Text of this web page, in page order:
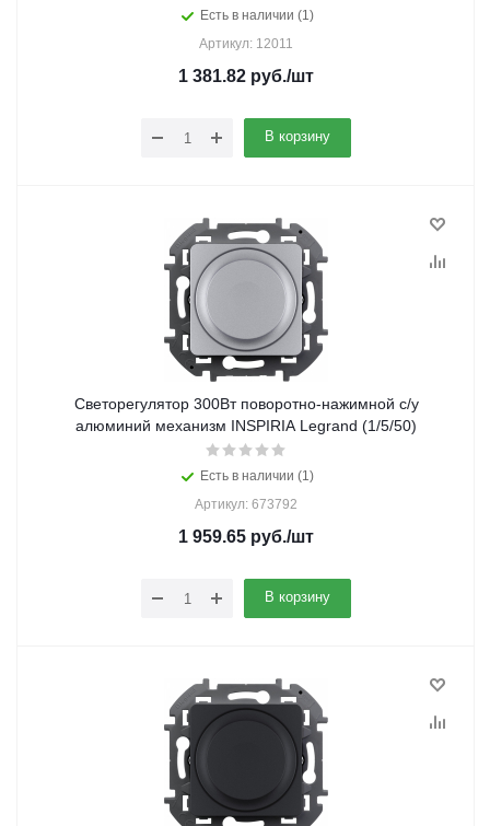
Есть в наличии (1)
Артикул: 12011
1 381.82 руб./шт
В корзину
Светорегулятор 300Вт поворотно-нажимной с/у
алюминий механизм INSPIRIA Legrand (1/5/50)
Есть в наличии (1)
Артикул: 673792
1 959.65 руб./шт
В корзину